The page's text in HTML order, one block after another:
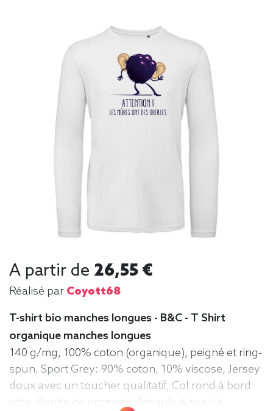
A partir de 26,55 €
Réalisé par Coyott68
T-shirt bio manches longues - B&C - T Shirt
organique manches longues
140 g/mg, 100% coton (organique), peigné et ring-
spun, Sport Grey: 90% coton, 10% viscose, Jersey
doux avec un toucher qualitatif, Col rond à bord
côte, Bande de propreté d'épaule à épaule,